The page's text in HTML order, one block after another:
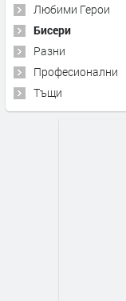
Любими Герои
Бисери
Разни
Професионални
Тъщи